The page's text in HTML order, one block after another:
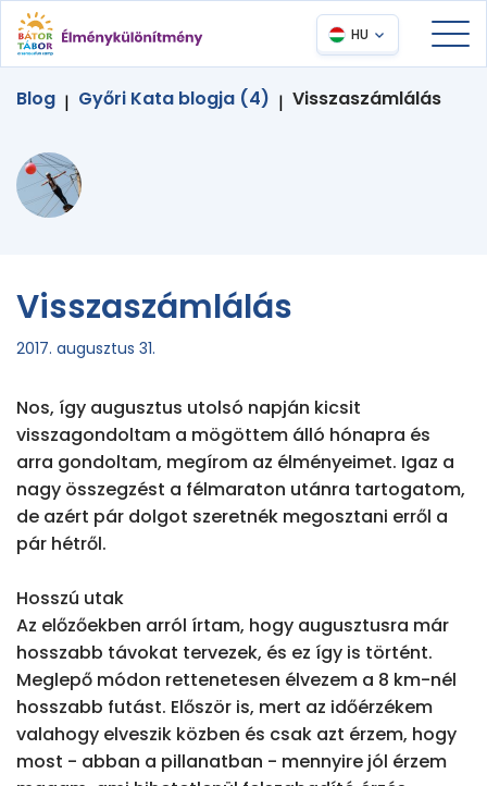
HU
Blog | Győri Kata blogja (4) | Visszaszámlálás
Visszaszámlálás
2017. augusztus 31.
Nos, így augusztus utolsó napján kicsit
visszagondoltam a mögöttem álló hónapra és
arra gondoltam, megírom az élményeimet. Igaz a
nagy összegzést a félmaraton utánra tartogatom,
de azért pár dolgot szeretnék megosztani erről a
pár hétről.
Hosszú utak
Az előzőekben arról írtam, hogy augusztusra már
hosszabb távokat tervezek, és ez így is történt.
Meglepő módon rettenetesen élvezem a 8 km-nél
hosszabb futást. Először is, mert az időérzékem
valahogy elveszik közben és csak azt érzem, hogy
most - abban a pillanatban - mennyire jól érzem